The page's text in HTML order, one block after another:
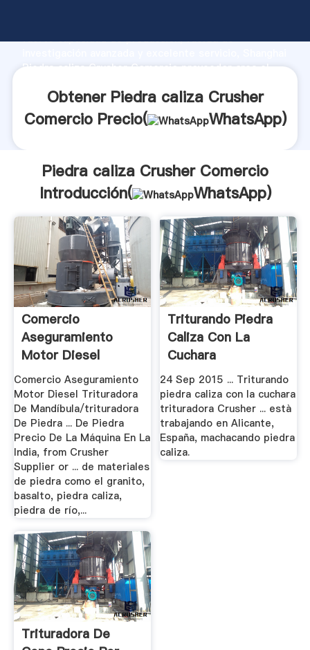
fuerte capacidad de producción, fuerza de
Piedra caliza Crusher Comercio proveedor crea el
Obtener Piedra caliza Crusher
Comercio Precio(
WhatsApp)
Piedra caliza Crusher Comercio
Introducción(
WhatsApp)
Comercio
Aseguramiento
Motor Diesel
Trituradora De.
Comercio Aseguramiento
Motor Diesel Trituradora
De Mandíbula/trituradora
De Piedra ... De Piedra
Precio De La Máquina En La
India, from Crusher
Supplier or ... de materiales
de piedra como el granito,
basalto, piedra caliza,
piedra de río,...
Triturando Piedra
Caliza Con La
Cuchara
Trituradora.
24 Sep 2015 ... Triturando
piedra caliza con la cuchara
trituradora Crusher ... està
trabajando en Alicante,
España, machacando piedra
caliza.
Trituradora De